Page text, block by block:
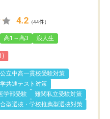
4.2 （44件）
高1～高3 浪人生
立中高一貫校受験対策
共通テスト対策
学部受験
難関私立受験対策
型選抜・学校推薦型選抜対策